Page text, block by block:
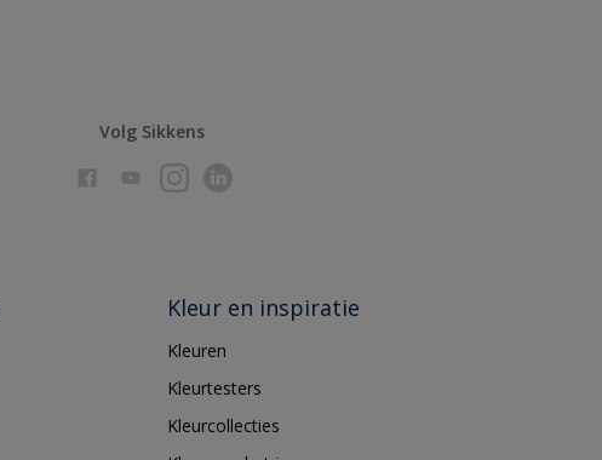
Volg Sikkens
Kleur en inspiratie
Kleuren
Kleurtesters
Kleurcollecties